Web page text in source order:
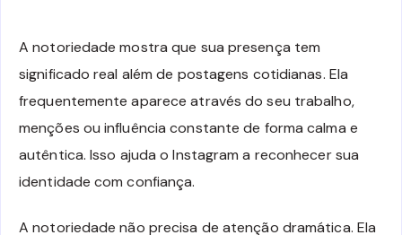
A notoriedade mostra que sua presença tem
significado real além de postagens cotidianas. Ela
frequentemente aparece através do seu trabalho,
menções ou influência constante de forma calma e
autêntica. Isso ajuda o Instagram a reconhecer sua
identidade com confiança.
A notoriedade não precisa de atenção dramática. Ela